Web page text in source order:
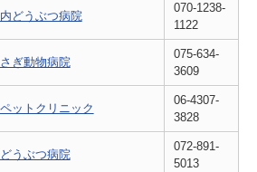
どうぶつ病院
070-1238-
1122
ぎ動物病院
075-634-
3609
ットクリニック
06-4307-
3828
うぶつ病院
072-891-
5013